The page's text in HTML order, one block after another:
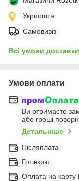
Укрпошта
Самовивіз
Всі умови доставки
Умови оплати
Ви отримаєте
або гроші
Детальніше
Післяплата
Готівкою
Оплата на карту